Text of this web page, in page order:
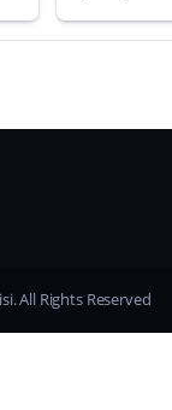
All Rights Reserved